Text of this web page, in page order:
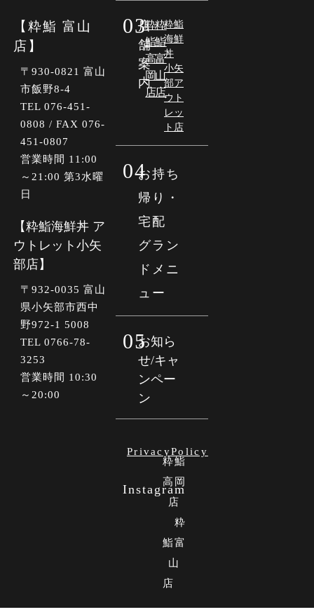
【粋鮨 富山
店】
〒930-0821 富山
市飯野8-4
TEL 076-451-
0808 / FAX 076-
451-0807
営業時間 11:00
～21:00 第3水曜
日
【粋鮨海鮮丼 ア
ウトレット小矢
部店】
〒 932-0035 富山
県小矢部市西中
野972-1 5008
TEL 0766-78-
3253
営業時間 10:30
～20:00
03店
舗
案
内
粋
鮨
高
岡
店
粋
鮨
富
山
店
粋鮨
海鮮
丼
小矢
部ア
ウト
レッ
ト店
04お持ち
帰り・
宅配
グラン
ドメニ
ュー
05お知ら
せ/キャ
ンペー
ン
PrivacyPolicy
Instagram
粋鮨
高岡
店
粋
鮨富
山
店